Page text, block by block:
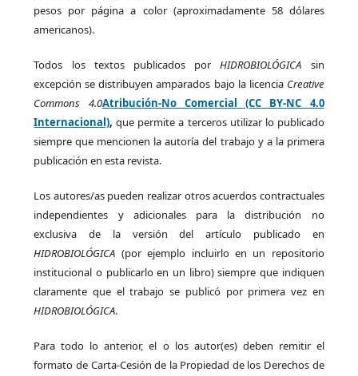
pesos por página a color (aproximadamente 58 dólares
americanos).
Todos los textos publicados porHIDROBIOLÓGICA sin
excepción se distribuyen amparados bajo la licencia Creative
Commons 4.0Atribución-No Comercial (CC BY-NC 4.0
Internacional),que permite a terceros utilizar lo publicado
siempre que mencionen la autoría del trabajo y a la primera
publicación en esta revista.
Los autores/as pueden realizar otros acuerdos contractuales
independientes y adicionales para la distribución no
exclusiva de la versión del artículo publicado en
HIDROBIOLÓGICA (por ejemplo incluirlo en un repositorio
institucional o publicarlo en un libro) siempre que indiquen
claramente que el trabajo se publicó por primera vez en
HIDROBIOLÓGICA.
Para todo lo anterior, el o los autor(es) deben remitir el
formato de Carta-Cesión de la Propiedad de los Derechos de